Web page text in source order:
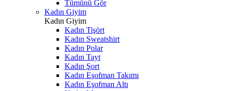
Tümünü Gör
Kadın Giyim
Kadın Giyim
Kadın Tişört
Kadın Sweatshirt
Kadın Polar
Kadın Tayt
Kadın Şort
Kadın Eşofman Takımı
Kadın Eşofman Altı